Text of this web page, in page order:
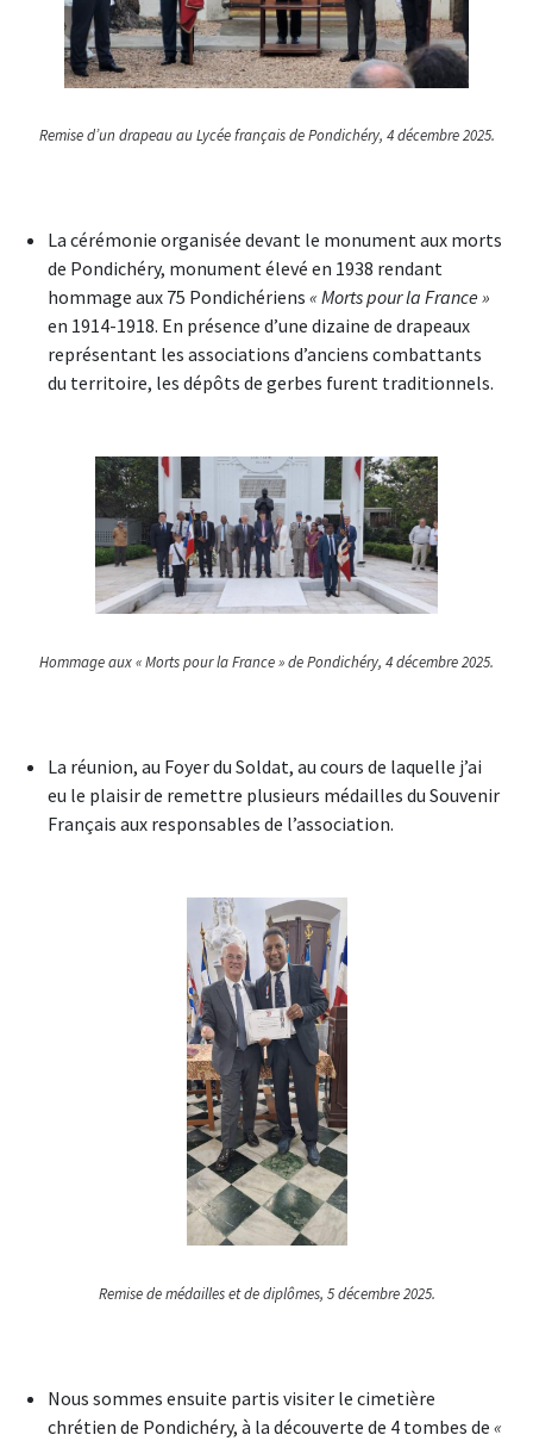
Remise d’un drapeau au Lycée français de Pondichéry, 4 décembre 2025.
La cérémonie organisée devant le monument aux morts
de Pondichéry, monument élevé en 1938 rendant
hommage aux 75 Pondichériens « Morts pour la France »
en 1914-1918. En présence d’une dizaine de drapeaux
représentant les associations d’anciens combattants
du territoire, les dépôts de gerbes furent traditionnels.
Hommage aux « Morts pour la France » de Pondichéry, 4 décembre 2025.
La réunion, au Foyer du Soldat, au cours de laquelle j’ai
eu le plaisir de remettre plusieurs médailles du Souvenir
Français aux responsables de l’association.
Remise de médailles et de diplômes, 5 décembre 2025.
Nous sommes ensuite partis visiter le cimetière
chrétien de Pondichéry, à la découverte de 4 tombes de «